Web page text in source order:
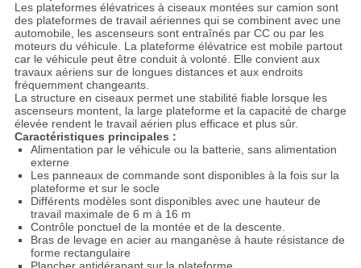
Les plateformes élévatrices à ciseaux montées sur camion sont
des plateformes de travail aériennes qui se combinent avec une
automobile, les ascenseurs sont entraînés par CC ou par les
moteurs du véhicule. La plateforme élévatrice est mobile partout
car le véhicule peut être conduit à volonté. Elle convient aux
travaux aériens sur de longues distances et aux endroits
fréquemment changeants.
La structure en ciseaux permet une stabilité fiable lorsque les
ascenseurs montent, la large plateforme et la capacité de charge
élevée rendent le travail aérien plus efficace et plus sûr.
Caractéristiques principales :
Alimentation par le véhicule ou la batterie, sans alimentation
externe
Les panneaux de commande sont disponibles à la fois sur la
plateforme et sur le socle
Différents modèles sont disponibles avec une hauteur de
travail maximale de 6 m à 16 m
Contrôle ponctuel de la montée et de la descente.
Bras de levage en acier au manganèse à haute résistance de
forme rectangulaire